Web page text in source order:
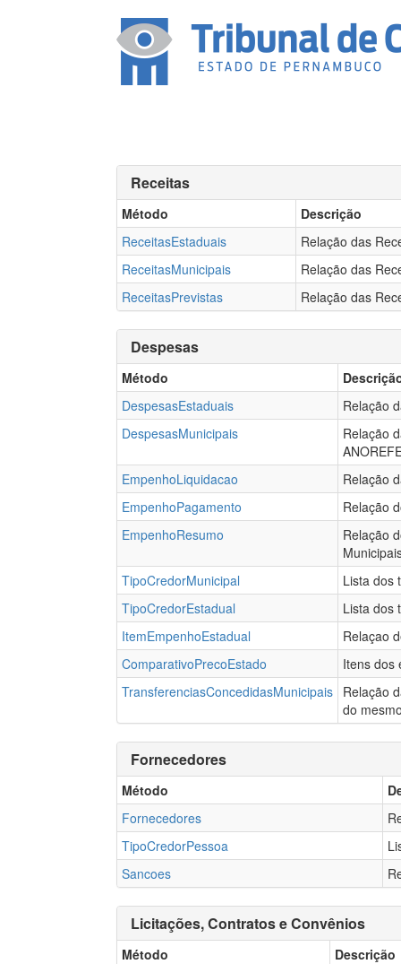
Receitas
Método
Descrição
ReceitasEstaduais
Relação das
ReceitasMunicipais
Relação das
ReceitasPrevistas
Relação das
Despesas
Método
DespesasEstaduais
Relação
DespesasMunicipais
Relação
EmpenhoLiquidacao
Relação
EmpenhoPagamento
Relação
EmpenhoResumo
Relação
TipoCredorMunicipal
Lista dos
TipoCredorEstadual
Lista dos
ItemEmpenhoEstadual
Relaçao
ComparativoPrecoEstado
Itens dos
TransferenciasConcedidasMunicipais Relação
do
Fornecedores
Método
Fornecedores
TipoCredorPessoa
Sancoes
Licitações, Contratos e Convênios
Método
Descrição